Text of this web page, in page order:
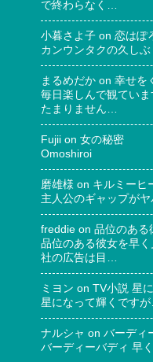
で終わらなく…
小暮さよ子 on 恋はぽ
カンウンタクの久し
まるめだか on 幸せを
毎日楽しんで観てい
たまりません…
Fujii on 女の秘密
Omoshiroi
磨雄様 on キルミーヒ
主人公のギャップがヤ
freddie on 品位のある
品位のある彼女を早
社の広告は目…
ミヨン on TV小説 星
星になって輝くです
ナルシャ on バーディ
バーディーバディ 早く